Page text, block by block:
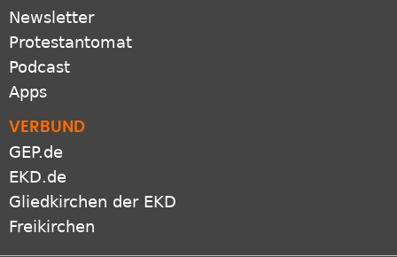
Newsletter
Protestantomat
Podcast
Apps
VERBUND
GEP.de
EKD.de
Gliedkirchen der EKD
Freikirchen